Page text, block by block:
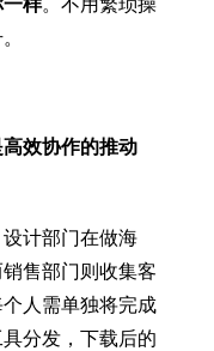
效协作的推动
计部门在做海
售部门则收集客
人需单独将完成
分发，下载后的